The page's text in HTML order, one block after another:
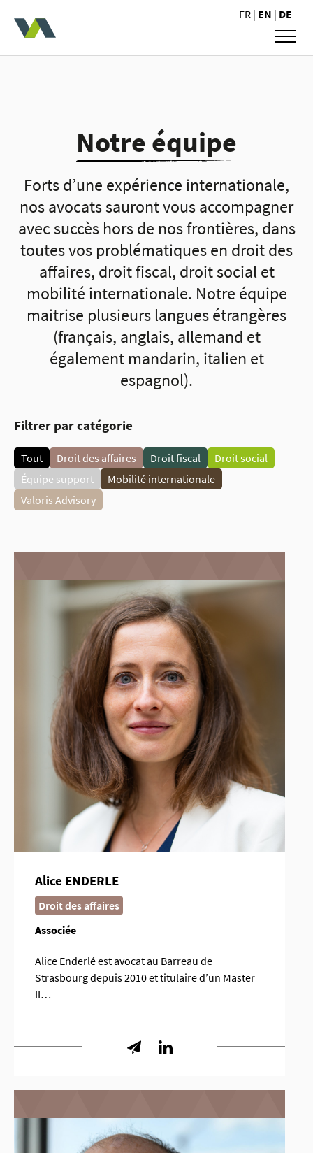
FR | EN | DE
Notre équipe
Forts d’une expérience internationale,
nos avocats sauront vous accompagner
avec succès hors de nos frontières, dans
toutes vos problématiques en droit des
affaires, droit fiscal, droit social et
mobilité internationale. Notre équipe
maitrise plusieurs langues étrangères
(français, anglais, allemand et
également mandarin, italien et
espagnol).
Filtrer par catégorie
Tout Droit des affaires Droit fiscal
Droit social
Équipe support
Mobilité internationale
Valoris Advisory
Alice ENDERLE
Droit des affaires
Associée
Alice Enderlé est avocat au Barreau de
Strasbourg depuis 2010 et titulaire d’un Master
II…